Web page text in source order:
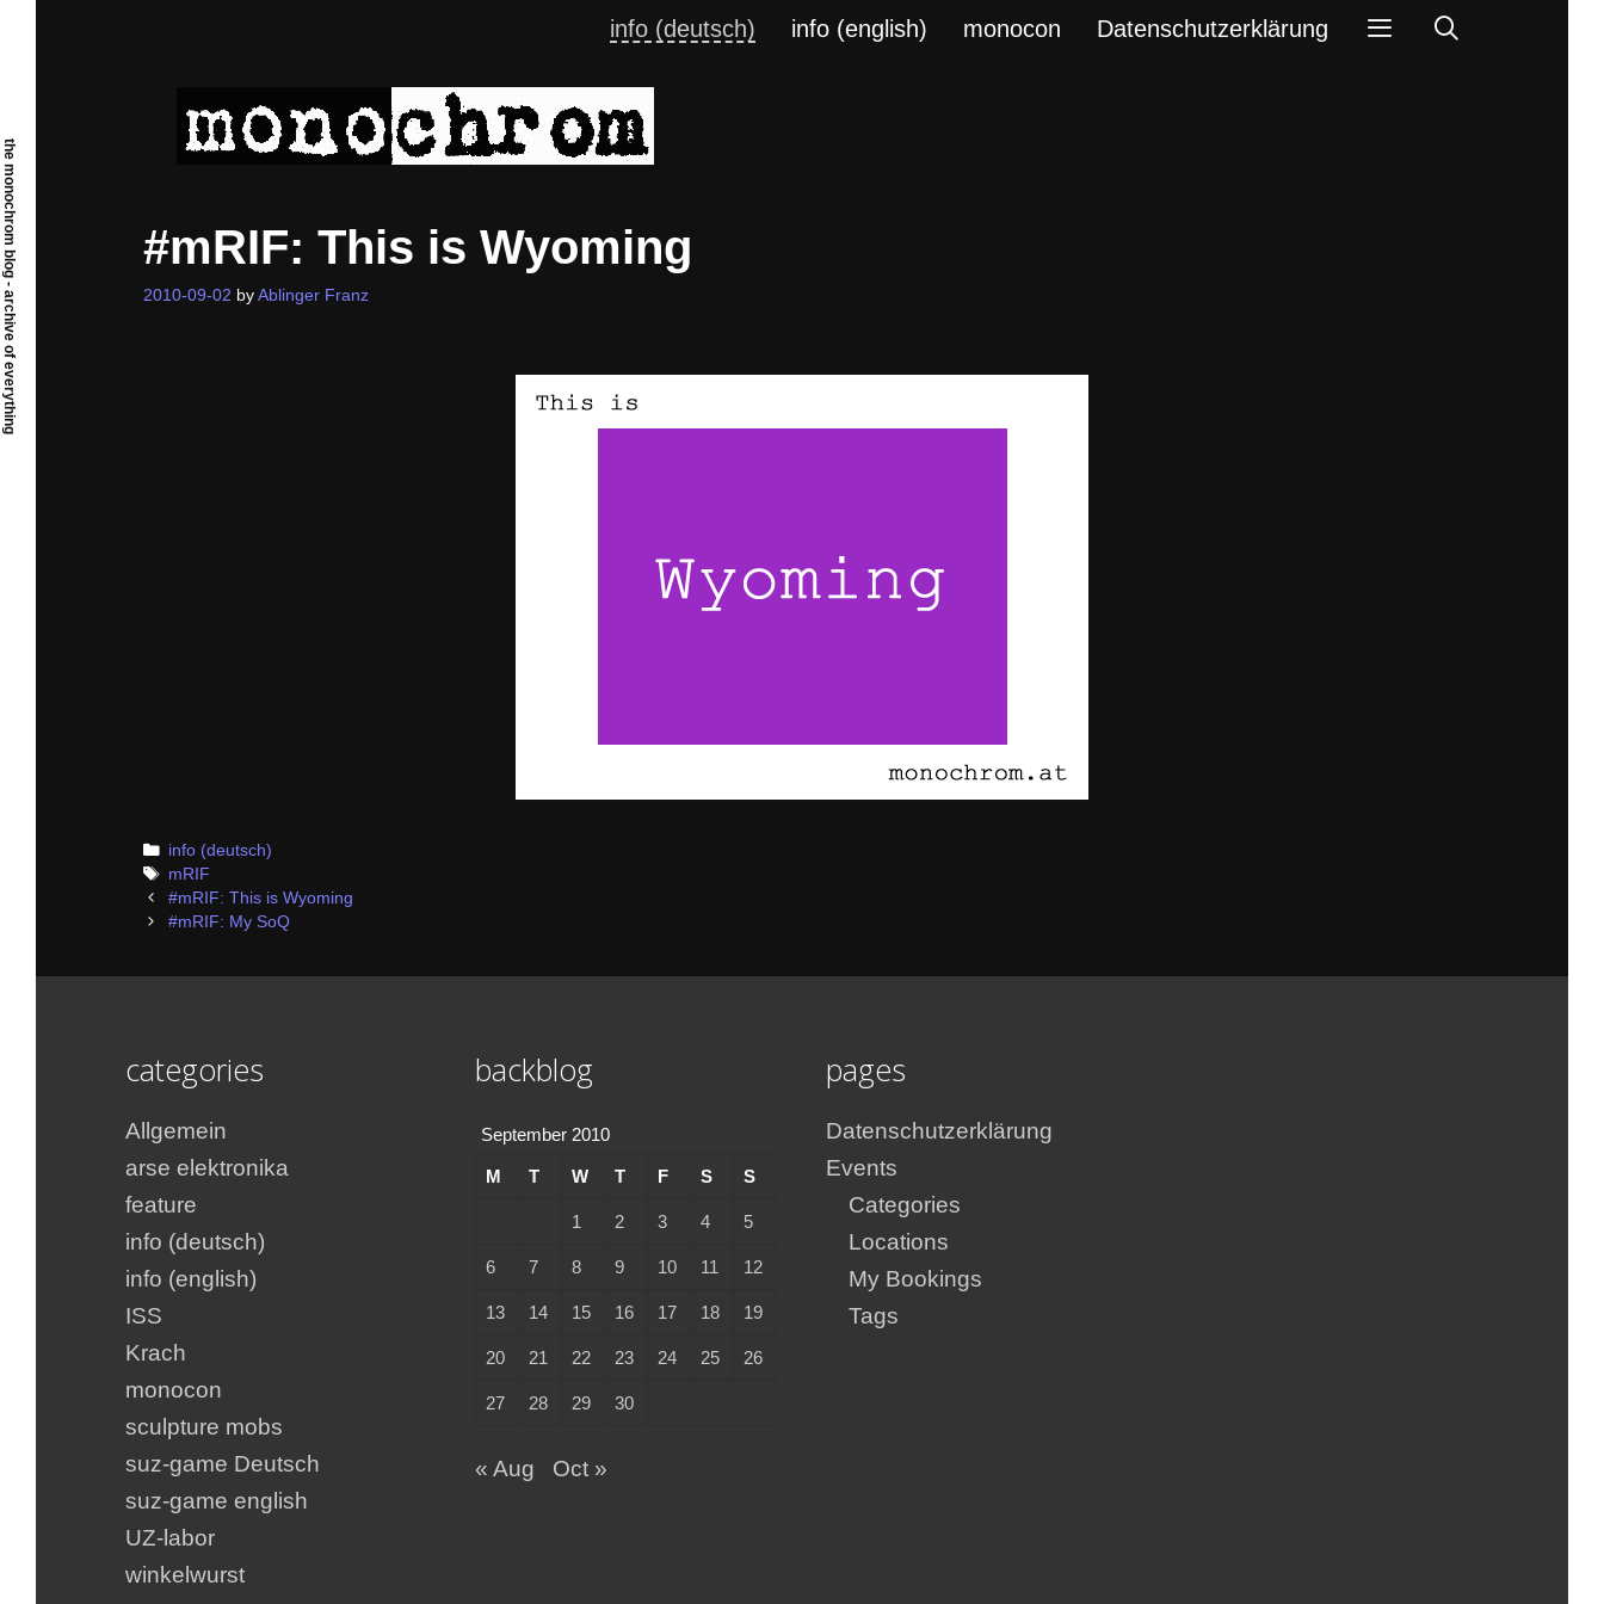
info (deutsch) info (english) monocon Datenschutzerklärung
#mRIF: This is Wyoming
2010-09-02 by Ablinger Franz
Categories
info (deutsch)
Tags
mRIF
Post
navigation
#mRIF: This is Wyoming
#mRIF: My SoQ
categories
Allgemein
arse elektronika
feature
info (deutsch)
info (english)
ISS
Krach
monocon
sculpture mobs
suz-game Deutsch
suz-game english
UZ-labor
winkelwurst
backblog
September 2010
M T W T F S S
1 2 3 4 5
6 7 8 9 10 11 12
13 14 15 16 17 18 19
20 21 22 23 24 25 26
27 28 29 30
« Aug Oct »
pages
Datenschutzerklärung
Events
Categories
Locations
My Bookings
Tags
the monochrom blog - archive of everything